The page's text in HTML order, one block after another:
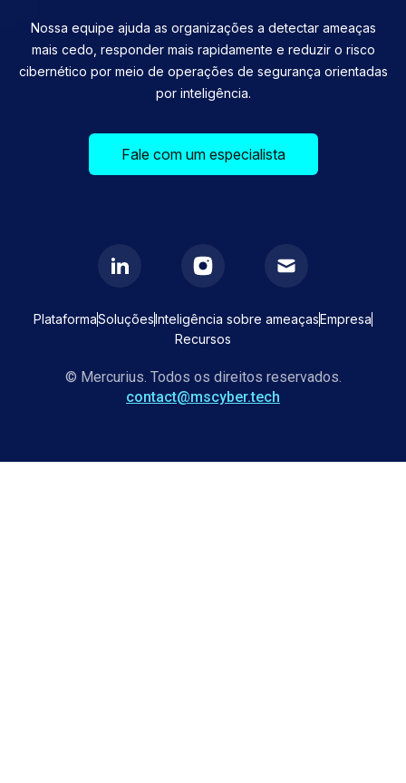
Nossa equipe ajuda as organizações a detectar ameaças
mais cedo, responder mais rapidamente e reduzir o risco
cibernético por meio de operações de segurança orientadas
por inteligência.
Fale com um especialista
PlataformaSoluçõesInteligência sobre ameaçasEmpresa
Recursos
© Mercurius. Todos os direitos reservados.
contact@mscyber.tech